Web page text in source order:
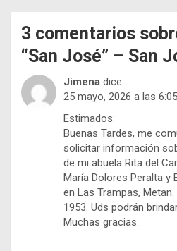
3 comentarios
“San José” – San
Jimena dice:
25 mayo, 2026 a las
Estimados:
Buenas Tardes, me
solicitar información
de mi abuela Rita del
María Dolores Peralta y
en Las Trampas,
1953. Uds podrán
Muchas gracias.